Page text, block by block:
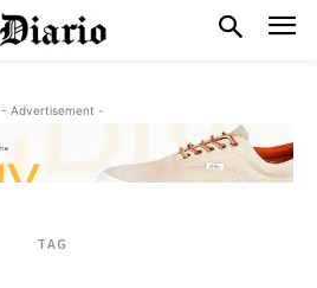
- Advertisement -
TAG